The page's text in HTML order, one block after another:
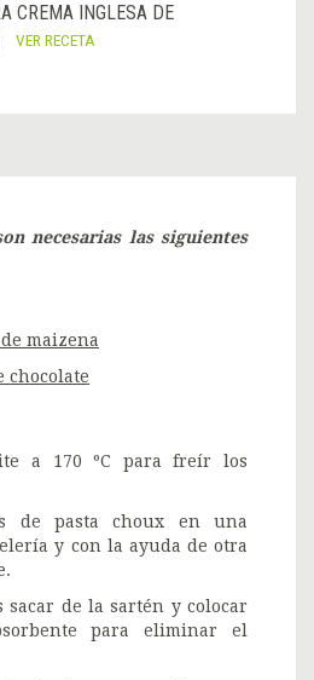
CREMA INGLESA DE
VER RECETA
necesarias las siguientes
maizena
chocolate
a 170 ºC para freír los
de pasta choux en una
y con la ayuda de otra
sacar de la sartén y colocar
para eliminar el